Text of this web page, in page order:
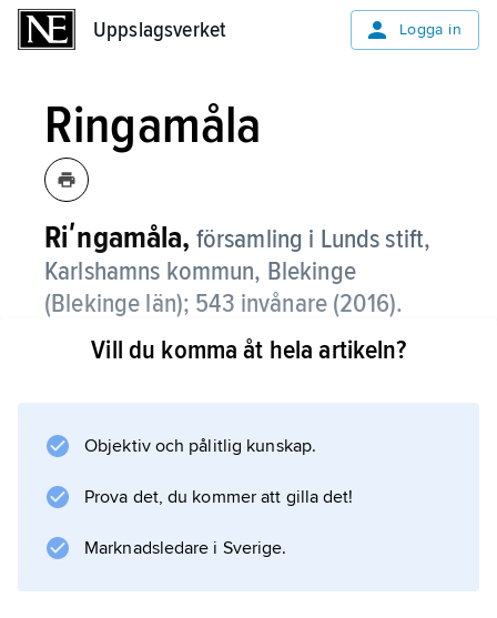
Uppslagsverket Logga in
Ringamåla
Riʹngamåla, församling i Lunds stift,
Karlshamns kommun, Blekinge
(Blekinge län); 543 invånare (2016).
Ringamåla är en glesbebyggd, småbruten
Information om artikeln
Vill du komma åt hela artikeln?
Objektiv och pålitlig kunskap.
Prova det, du kommer att gilla det!
Marknadsledare i Sverige.